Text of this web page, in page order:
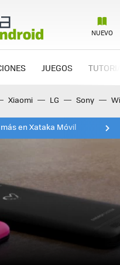
NUEVO
JUEGOS
Xiaomi LG Sony
en Xataka Móvil